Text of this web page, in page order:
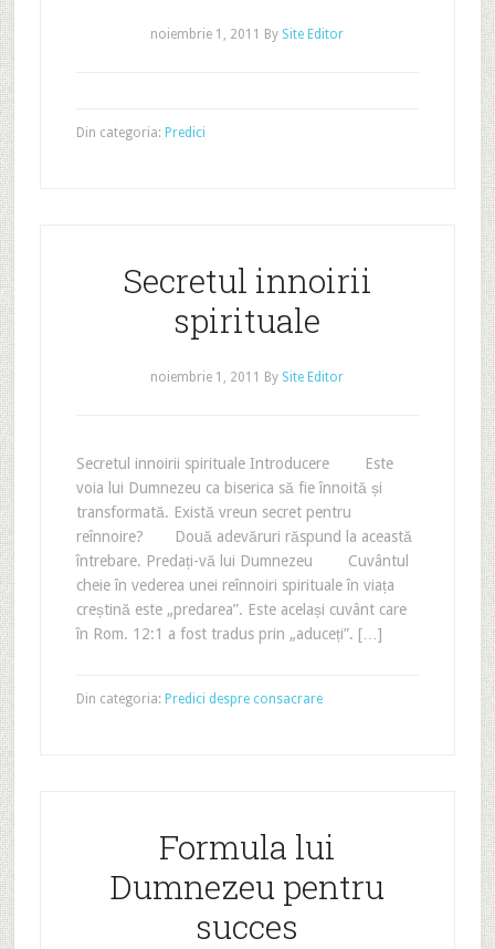
noiembrie 1, 2011 By Site Editor
Din categoria: Predici
Secretul innoirii
spirituale
noiembrie 1, 2011 By Site Editor
Secretul innoirii spirituale Introducere Este
voia lui Dumnezeu ca biserica să fie înnoită și
transformată. Există vreun secret pentru
reînnoire? Două adevăruri răspund la această
întrebare. Predați-vă lui Dumnezeu Cuvântul
cheie în vederea unei reînnoiri spirituale în viața
creștină este „predarea”. Este același cuvânt care
în Rom. 12:1 a fost tradus prin „aduceți”. […]
Din categoria: Predici despre consacrare
Formula lui
Dumnezeu pentru
succes